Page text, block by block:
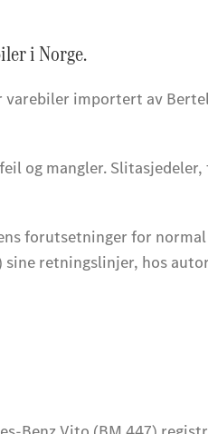
i Norge.
importert av
og mangler.
forutsetninger for
sine retningslinjer, hos